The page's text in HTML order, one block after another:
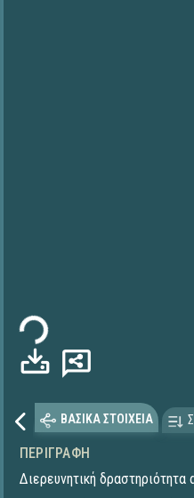
ΒΑΣΙΚΑ ΣΤΟΙΧΕΙΑ
ΠΕΡΙΓΡΑΦΉ
Διερευνητική